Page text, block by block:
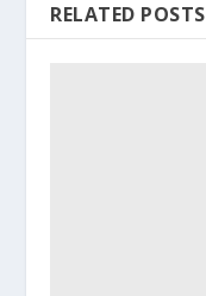
RELATED POSTS